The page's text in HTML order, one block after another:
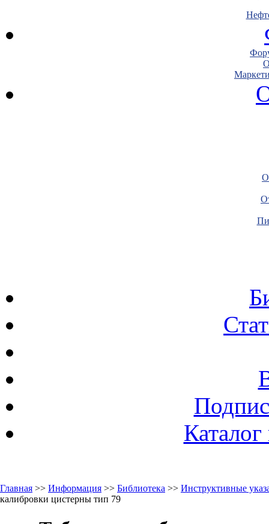
Главная >> Информация >> Библиотека >> Инструктивные
калибровки цистерны тип 79